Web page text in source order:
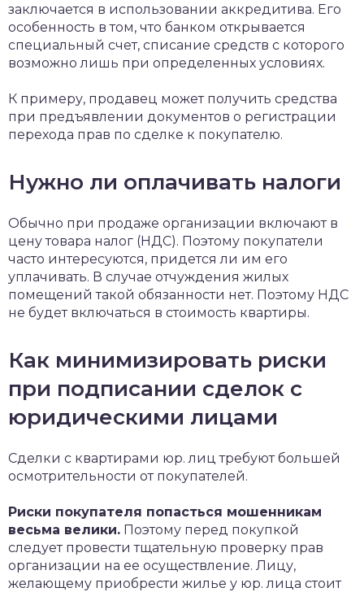
заключается в использовании аккредитива. Его
особенность в том, что банком открывается
специальный счет, списание средств с которого
возможно лишь при определенных условиях.
К примеру, продавец может получить средства
при предъявлении документов о регистрации
перехода прав по сделке к покупателю.
Нужно ли оплачивать налоги
Обычно при продаже организации включают в
цену товара налог (НДС). Поэтому покупатели
часто интересуются, придется ли им его
уплачивать. В случае отчуждения жилых
помещений такой обязанности нет. Поэтому НДС
не будет включаться в стоимость квартиры.
Как минимизировать риски
при подписании сделок с
юридическими лицами
Сделки с квартирами юр. лиц требуют большей
осмотрительности от покупателей.
Риски покупателя попасться мошенникам
весьма велики. Поэтому перед покупкой
следует провести тщательную проверку прав
организации на ее осуществление. Лицу,
желающему приобрести жилье у юр. лица стоит